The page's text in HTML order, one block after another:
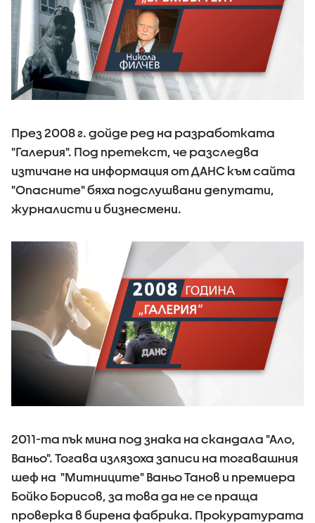
През 2008 г. дойде ред на разработката
"Галерия". Под претекст, че разследва
изтичане на информация от ДАНС към сайта
"Опасните" бяха подслушвани депутати,
журналисти и бизнесмени.
2011-та пък мина под знака на скандала "Ало,
Ваньо". Тогава излязоха записи на тогавашния
шеф на "Митниците" Ваньо Танов и премиера
Бойко Борисов, за това да не се праща
проверка в бирена фабрика. Прокуратурата